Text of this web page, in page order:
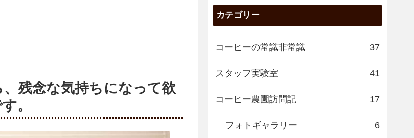
残念な気持ちになって欲
。
カテゴリー
コーヒーの常識非常識 37
スタッフ実験室 41
コーヒー農園訪問記 17
フォトギャラリー 6